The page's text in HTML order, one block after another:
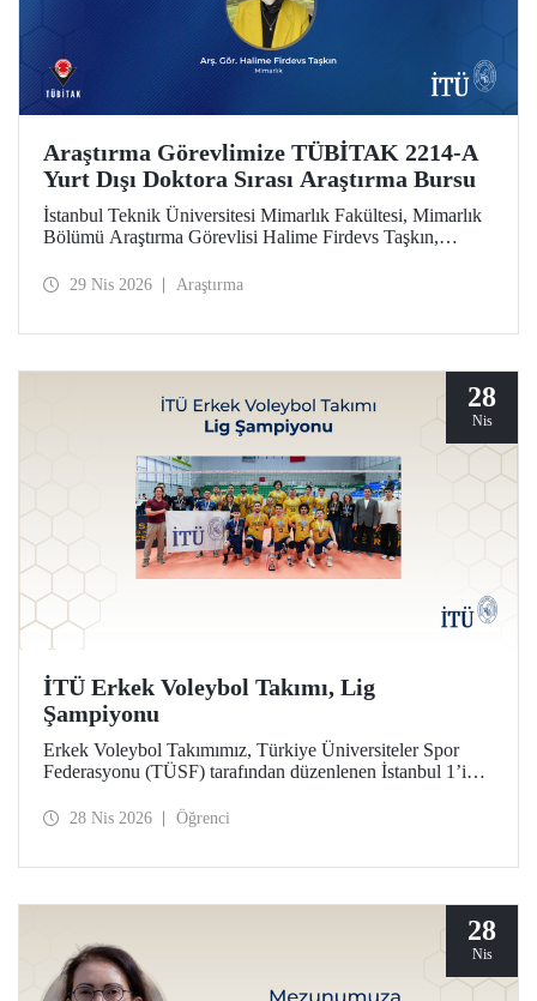
Araştırma Görevlimize TÜBİTAK 2214-A
Yurt Dışı Doktora Sırası Araştırma Bursu
İstanbul Teknik Üniversitesi Mimarlık Fakültesi, Mimarlık
Bölümü Araştırma Görevlisi Halime Firdevs Taşkın,
Bursu kapsamında desteklenmeye hak kazandı.
29 Nis 2026 Araştırma
28
Nis
İTÜ Erkek Voleybol Takımı, Lig
Şampiyonu
Erkek Voleybol Takımımız, Türkiye Üniversiteler Spor
Federasyonu (TÜSF) tarafından düzenlenen İstanbul 1’inci
28 Nis 2026 Öğrenci
28
Nis